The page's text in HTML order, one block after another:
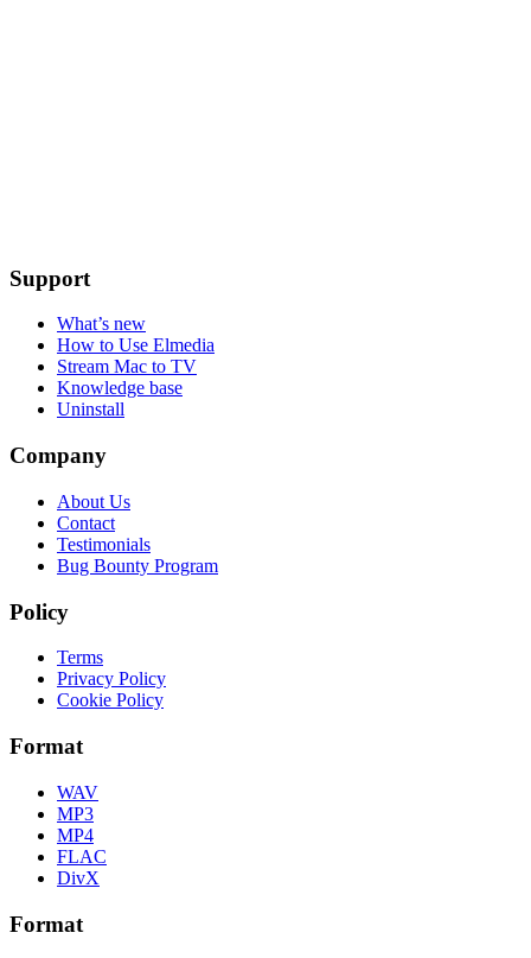
Support
What’s new
How to Use Elmedia
Stream Mac to TV
Knowledge base
Uninstall
Company
About Us
Contact
Testimonials
Bug Bounty Program
Policy
Terms
Privacy Policy
Cookie Policy
Format
WAV
MP3
MP4
FLAC
DivX
Format